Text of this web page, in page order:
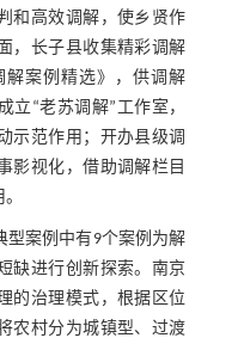
和高效调解，使乡贤作
，长子县收集精彩调解
案例精选》，供调解
立“老苏调解”工作室，
示范作用；开办县级调
影视化，借助调解栏目
型案例中有9个案例为解
缺进行创新探索。南京
的治理模式，根据区位
农村分为城镇型、过渡